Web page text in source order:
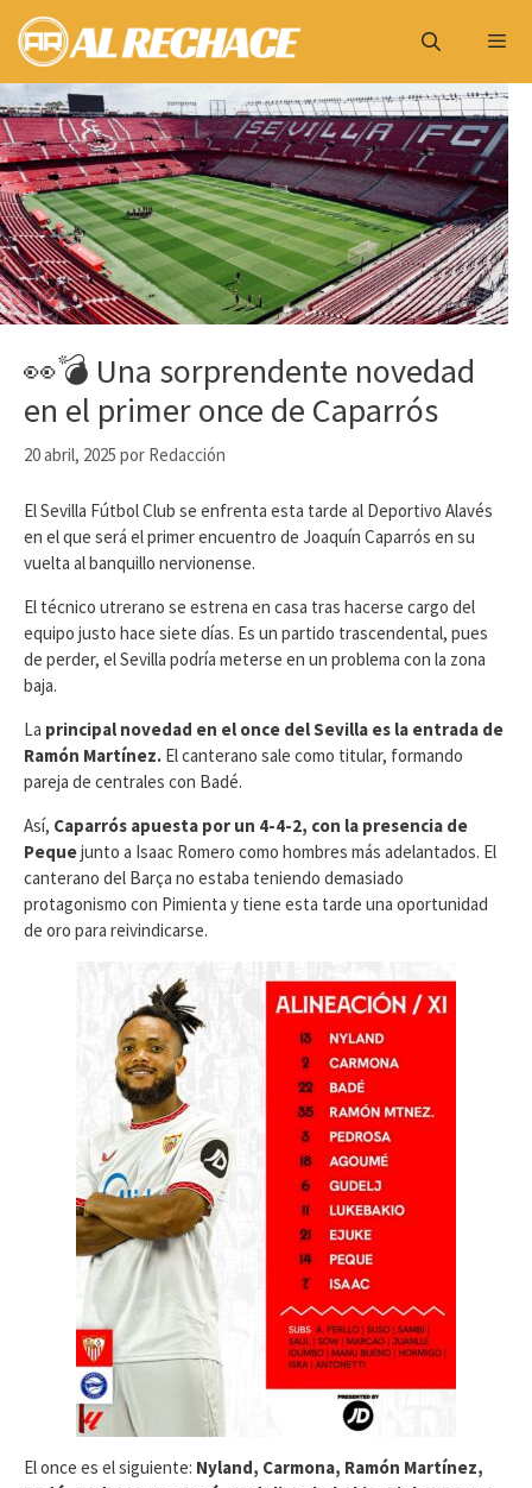
Saltar
contenido
Menú
👀💣 Una sorprendente novedad
en el primer once de Caparrós
20 abril, 2025 por Redacción
El Sevilla Fútbol Club se enfrenta esta tarde al Deportivo Alavés
en el que será el primer encuentro de Joaquín Caparrós en su
vuelta al banquillo nervionense.
El técnico utrerano se estrena en casa tras hacerse cargo del
equipo justo hace siete días. Es un partido trascendental, pues
de perder, el Sevilla podría meterse en un problema con la zona
baja.
La principal novedad en el once del Sevilla es la entrada de
Ramón Martínez. El canterano sale como titular, formando
pareja de centrales con Badé.
Así, Caparrós apuesta por un 4-4-2, con la presencia de
Pequejunto a Isaac Romero como hombres más adelantados. El
canterano del Barça no estaba teniendo demasiado
protagonismo con Pimienta y tiene esta tarde una oportunidad
de oro para reivindicarse.
El once es el siguiente: Nyland, Carmona, Ramón Martínez,